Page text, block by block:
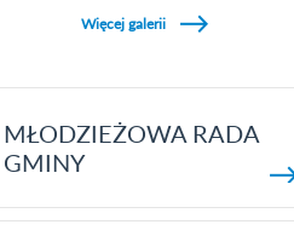
Więcej galerii
MŁODZIEŻOWA RADA
GMINY